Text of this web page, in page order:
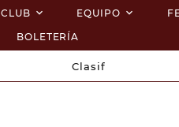
CLUB EQUIPO
BOLETERÍA
Clasif